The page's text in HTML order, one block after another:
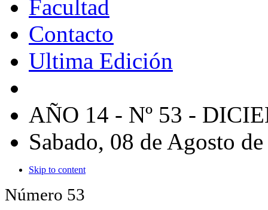
Facultad
Contacto
Ultima Edición
AÑO 14 - Nº 53 -
Sabado, 08 de Agosto
Skip to content
Número 53